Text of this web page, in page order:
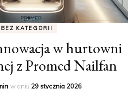
BEZ KATEGORII
w hurtowni
z Promed Nailfan
w dniu 29 stycznia 2026